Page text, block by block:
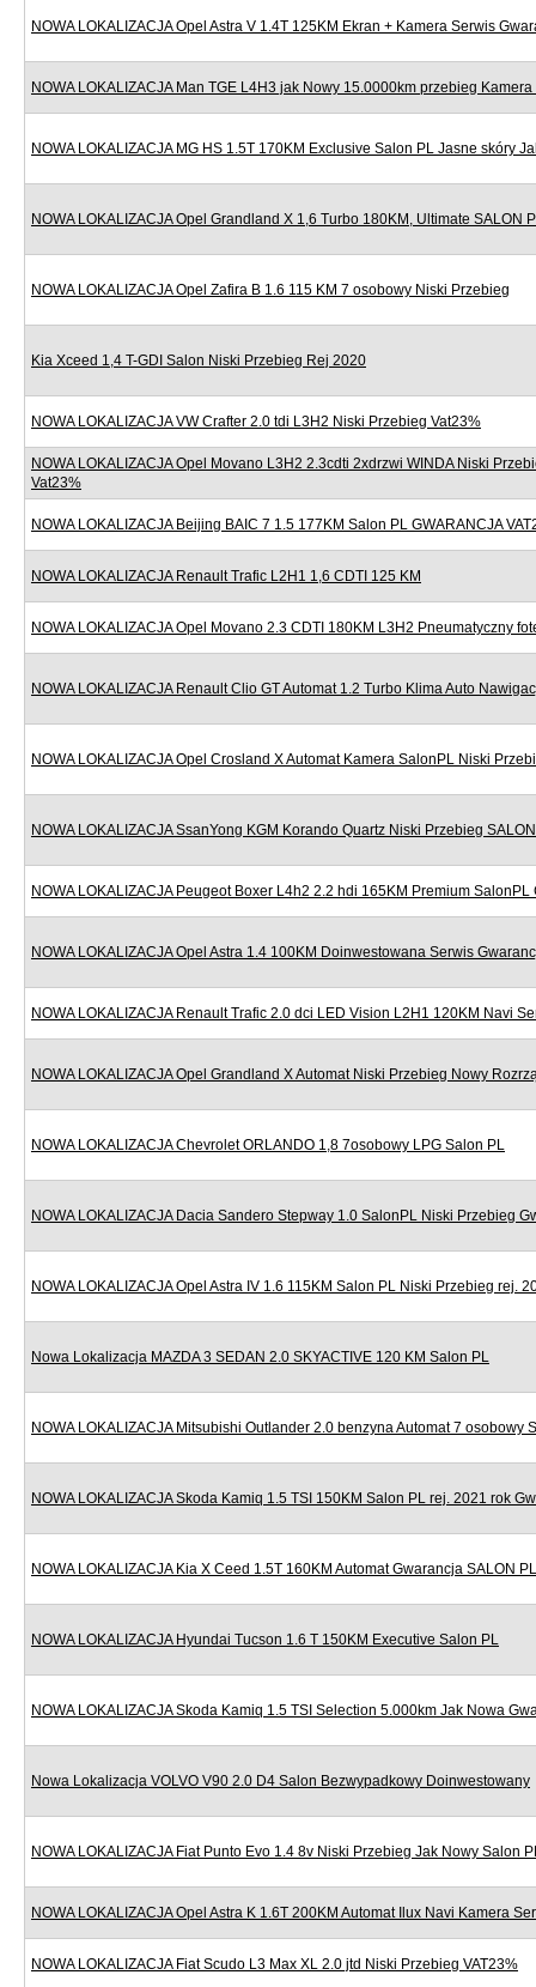
NOWA LOKALIZACJA Opel Astra V 1.4T 125KM Ekran + Kamera Serwis
NOWA LOKALIZACJA Man TGE L4H3 jak Nowy 15.0000km przebieg Kamera
NOWA LOKALIZACJA MG HS 1.5T 170KM Exclusive Salon PL Jasne skóry
NOWA LOKALIZACJA Opel Grandland X 1,6 Turbo 180KM, Ultimate SALON
NOWA LOKALIZACJA Opel Zafira B 1.6 115 KM 7 osobowy Niski Przebieg
Kia Xceed 1,4 T-GDI Salon Niski Przebieg Rej 2020
NOWA LOKALIZACJA VW Crafter 2.0 tdi L3H2 Niski Przebieg Vat23%
NOWA LOKALIZACJA Opel Movano L3H2 2.3cdti 2xdrzwi WINDA Niski
Vat23%
NOWA LOKALIZACJA Beijing BAIC 7 1.5 177KM Salon PL GWARANCJA
NOWA LOKALIZACJA Renault Trafic L2H1 1,6 CDTI 125 KM
NOWA LOKALIZACJA Opel Movano 2.3 CDTI 180KM L3H2 Pneumatyczny
NOWA LOKALIZACJA Renault Clio GT Automat 1.2 Turbo Klima Auto
NOWA LOKALIZACJA Opel Crosland X Automat Kamera SalonPL Niski
NOWA LOKALIZACJA SsanYong KGM Korando Quartz Niski Przebieg
NOWA LOKALIZACJA Peugeot Boxer L4h2 2.2 hdi 165KM Premium
NOWA LOKALIZACJA Opel Astra 1.4 100KM Doinwestowana Serwis
NOWA LOKALIZACJA Renault Trafic 2.0 dci LED Vision L2H1 120KM Navi
NOWA LOKALIZACJA Opel Grandland X Automat Niski Przebieg Nowy
NOWA LOKALIZACJA Chevrolet ORLANDO 1,8 7osobowy LPG Salon PL
NOWA LOKALIZACJA Dacia Sandero Stepway 1.0 SalonPL Niski Przebieg
NOWA LOKALIZACJA Opel Astra IV 1.6 115KM Salon PL Niski Przebieg rej.
Nowa Lokalizacja MAZDA 3 SEDAN 2.0 SKYACTIVE 120 KM Salon PL
NOWA LOKALIZACJA Mitsubishi Outlander 2.0 benzyna Automat 7 osobowy
NOWA LOKALIZACJA Skoda Kamiq 1.5 TSI 150KM Salon PL rej. 2021 rok
NOWA LOKALIZACJA Kia X Ceed 1.5T 160KM Automat Gwarancja SALON PL
NOWA LOKALIZACJA Hyundai Tucson 1.6 T 150KM Executive Salon PL
NOWA LOKALIZACJA Skoda Kamiq 1.5 TSI Selection 5.000km Jak Nowa
Nowa Lokalizacja VOLVO V90 2.0 D4 Salon Bezwypadkowy Doinwestowany
NOWA LOKALIZACJA Fiat Punto Evo 1.4 8v Niski Przebieg Jak Nowy Salon
NOWA LOKALIZACJA Opel Astra K 1.6T 200KM Automat Ilux Navi Kamera
NOWA LOKALIZACJA Fiat Scudo L3 Max XL 2.0 jtd Niski Przebieg VAT23%